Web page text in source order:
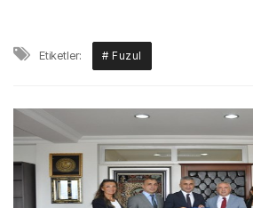
Etiketler: # Fuzul